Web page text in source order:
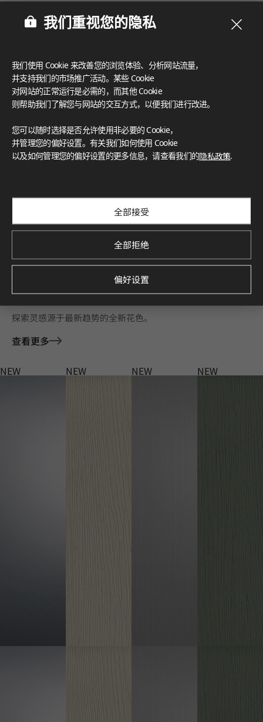
订阅我们的新闻通讯
探索创新项目、独特色彩与最新新闻和趋势
Subscribe
Deco Film 家具膜 全新花色
探索灵感源于最新趋势的全新花色。
查看更多
NEW NEW NEW NEW
我们重视您的隐私
我们使用 Cookie 来改善您的浏览体验、分析网站流量，
并支持我们的市场推广活动。某些 Cookie
对网站的正常运行是必需的，而其他 Cookie
则帮助我们了解您与网站的交互方式，以便我们进行改进。
您可以随时选择是否允许使用非必要的 Cookie，
并管理您的偏好设置。有关我们如何使用 Cookie
以及如何管理您的偏好设置的更多信息，请查看我们的隐私政策.
全部接受
全部拒绝
偏好设置